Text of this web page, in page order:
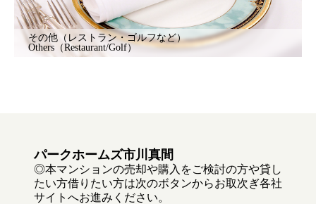
その他（レストラン・ゴルフなど）
Others（Restaurant/Golf）
パークホームズ市川真間
◎本マンションの売却や購入をご検討の方や貸し
たい方借りたい方は次のボタンからお取次ぎ各社
サイトへお進みください。